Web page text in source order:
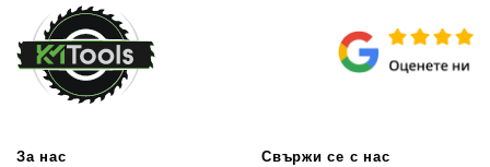
За нас
Свържи се с нас